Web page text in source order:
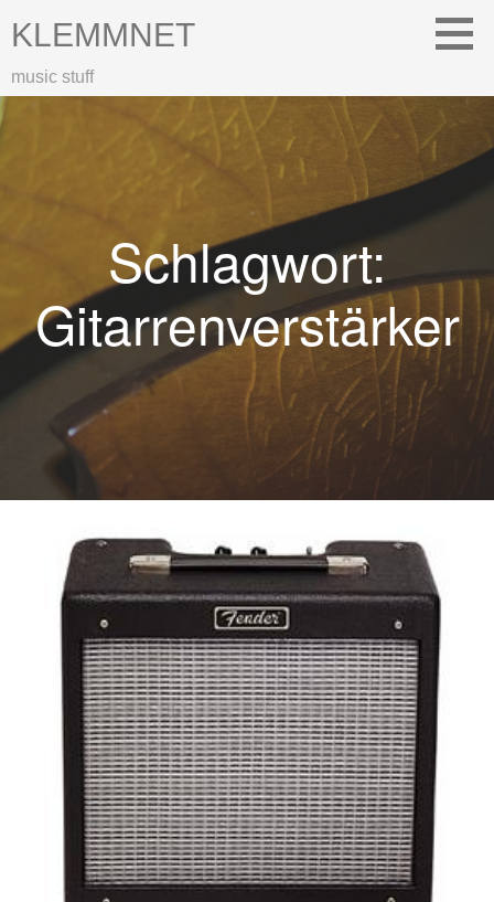
Inhalt
KLEMMNET
music stuff
Schlagwort:
Gitarrenverstärker